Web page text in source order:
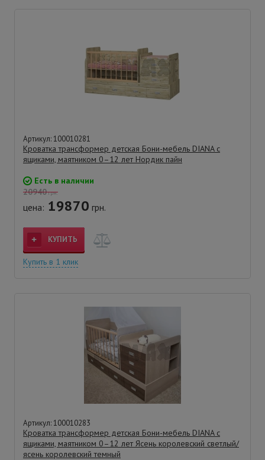
Артикул: 100010281
Кроватка трансформер детская Бони-мебель DIANA с
ящиками, маятником 0–12 лет Нордик пайн
Есть в наличии
20940грн.
цена: 19870 грн.
КУПИТЬ
Купить в 1 клик
Артикул: 100010283
Кроватка трансформер детская Бони-мебель DIANA с
ящиками, маятником 0–12 лет Ясень королевский светлый/
ясень королевский темный